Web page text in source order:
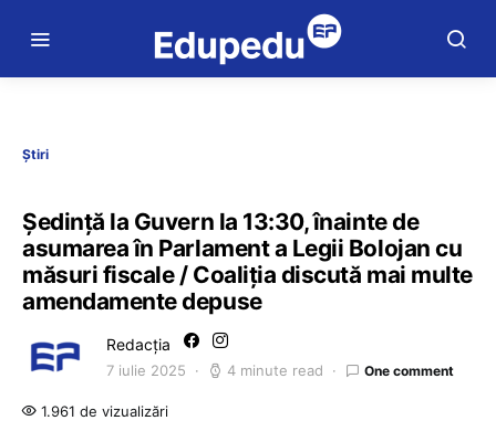
Știri
Ședință la Guvern la 13:30, înainte de
asumarea în Parlament a Legii Bolojan cu
măsuri fiscale / Coaliția discută mai multe
amendamente depuse
Redacția
7 iulie 2025 4 minute read One comment
1.961 de vizualizări